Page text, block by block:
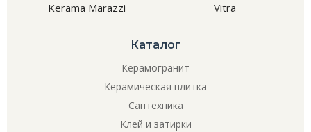
Kerama Marazzi
Vitra
Каталог
Керамогранит
Керамическая плитка
Сантехника
Клей и затирки